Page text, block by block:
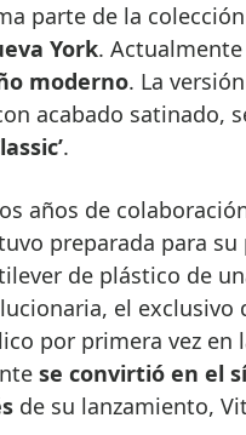
parte de la
York.
moderno. La
acabado satinado,
.
años de
preparada para
de plástico de
el exclusivo
por primera vez en
se convirtió en el
de su lanzamiento,